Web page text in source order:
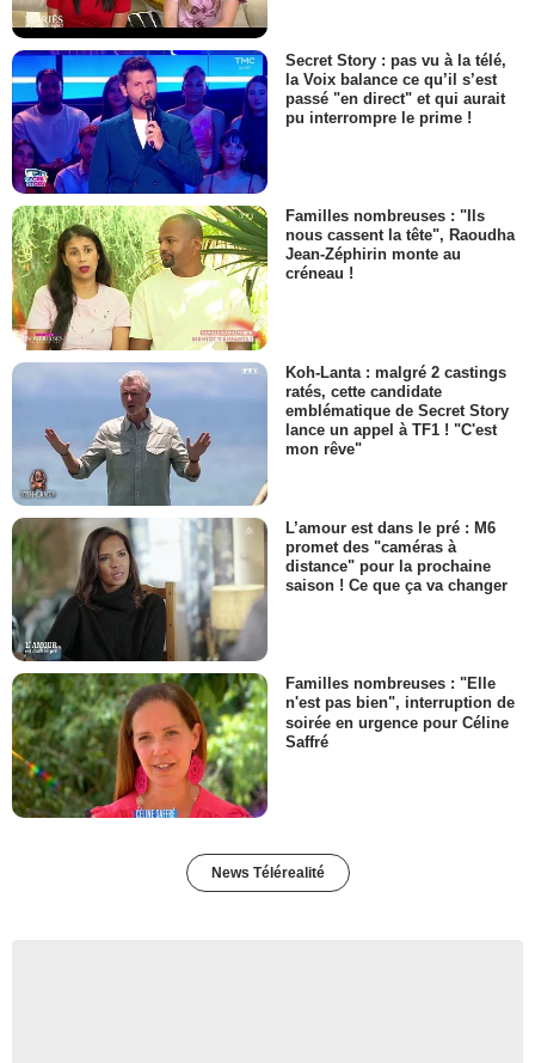
Secret Story : pas vu à la télé,
la Voix balance ce qu’il s’est
passé "en direct" et qui aurait
pu interrompre le prime !
Familles nombreuses : "Ils
nous cassent la tête", Raoudha
Jean-Zéphirin monte au
créneau !
Koh-Lanta : malgré 2 castings
ratés, cette candidate
emblématique de Secret Story
lance un appel à TF1 ! "C'est
mon rêve"
L’amour est dans le pré : M6
promet des "caméras à
distance" pour la prochaine
saison ! Ce que ça va changer
Familles nombreuses : "Elle
n'est pas bien", interruption de
soirée en urgence pour Céline
Saffré
News Télérealité